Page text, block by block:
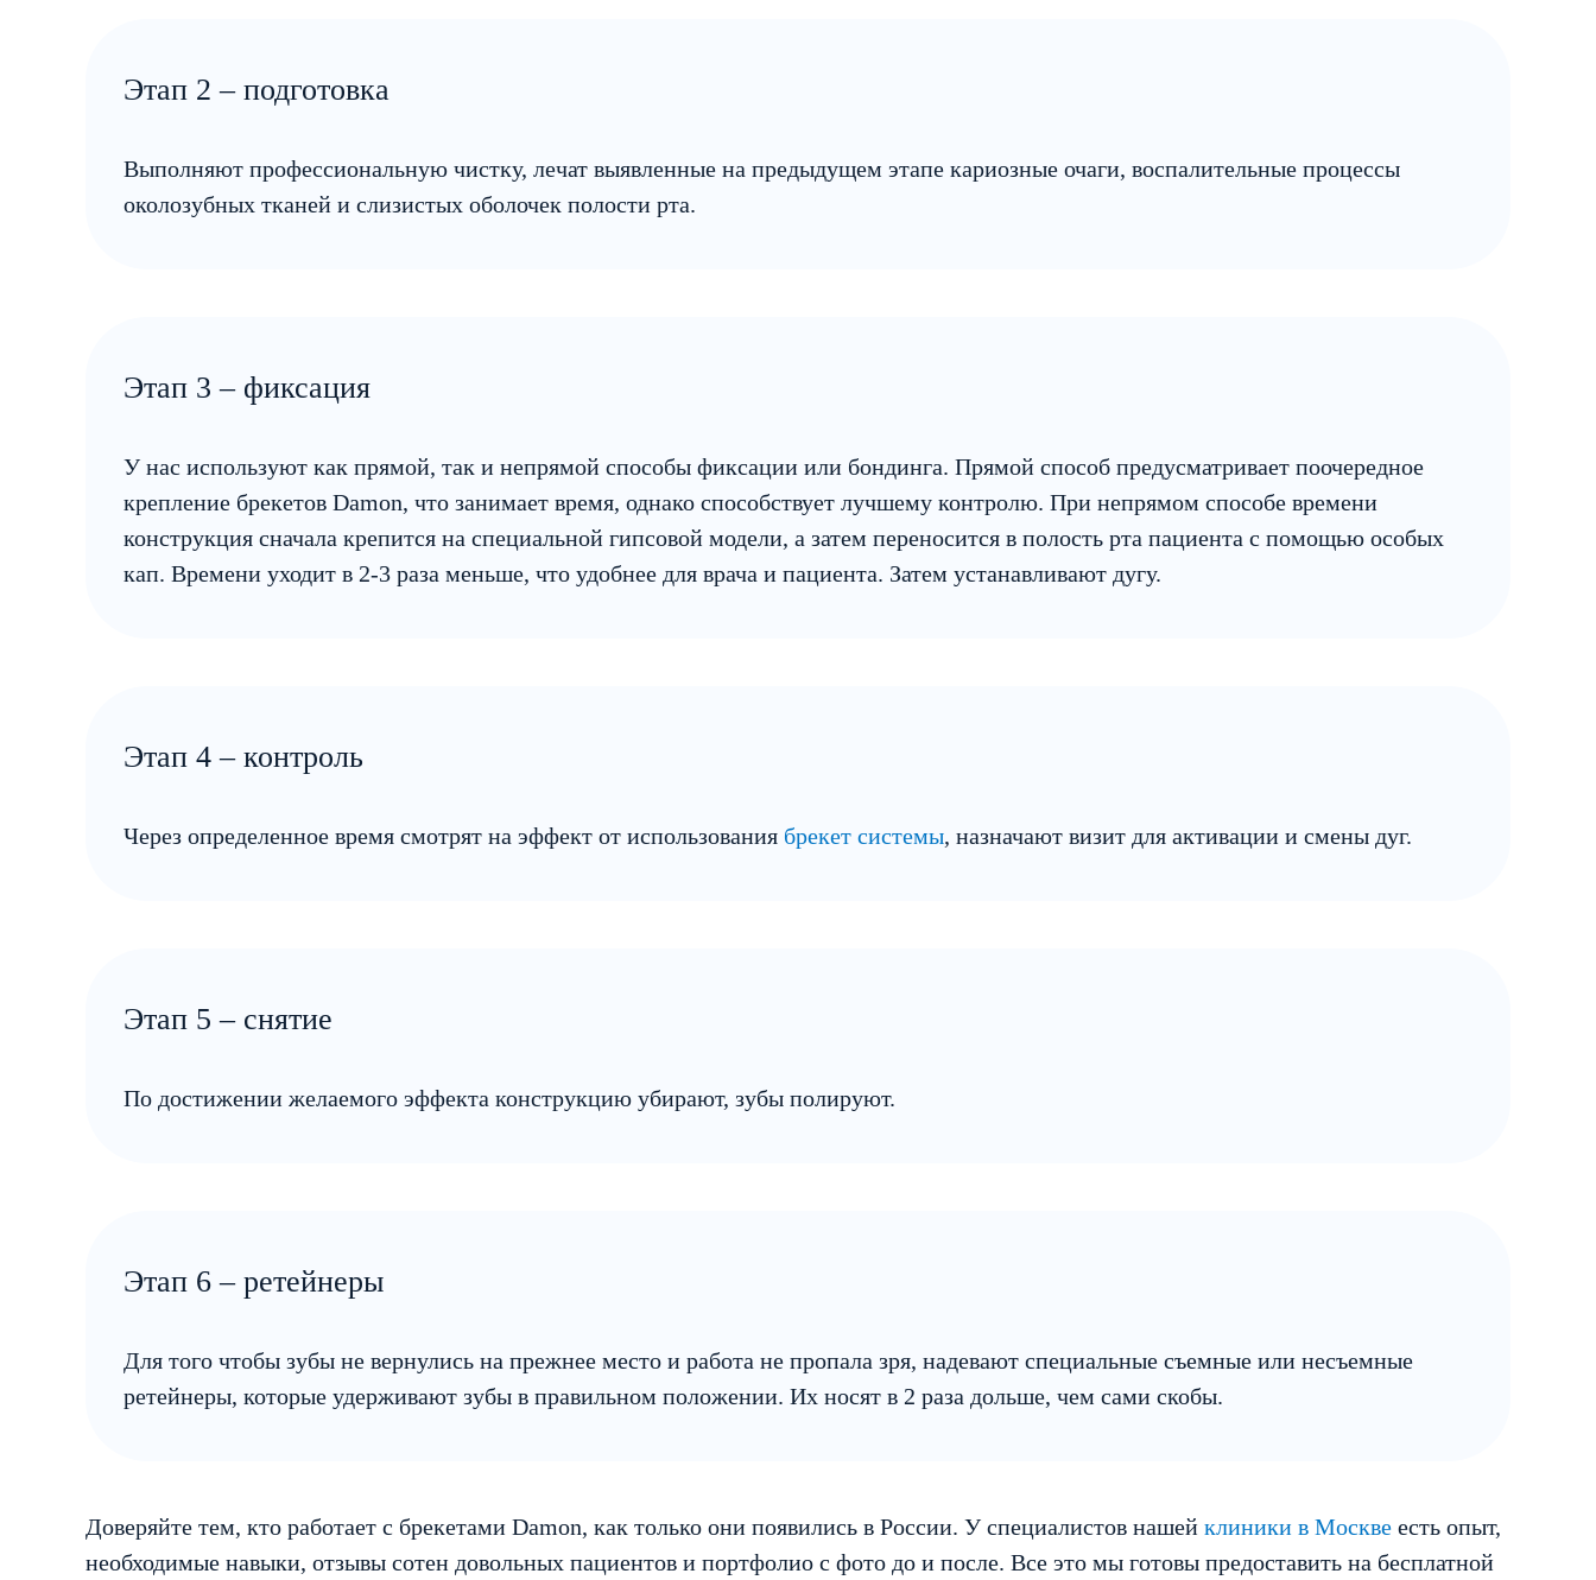
Этап 2 – подготовка
Выполняют профессиональную чистку, лечат выявленные на предыдущем этапе кариозные очаги, воспалительные процессы
околозубных тканей и слизистых оболочек полости рта.
Этап 3 – фиксация
У нас используют как прямой, так и непрямой способы фиксации или бондинга. Прямой способ предусматривает поочередное
крепление брекетов Damon, что занимает время, однако способствует лучшему контролю. При непрямом способе времени
конструкция сначала крепится на специальной гипсовой модели, а затем переносится в полость рта пациента с помощью особых
кап. Времени уходит в 2-3 раза меньше, что удобнее для врача и пациента. Затем устанавливают дугу.
Этап 4 – контроль
Через определенное время смотрят на эффект от использования брекет системы, назначают визит для активации и смены дуг.
Этап 5 – снятие
По достижении желаемого эффекта конструкцию убирают, зубы полируют.
Этап 6 – ретейнеры
Для того чтобы зубы не вернулись на прежнее место и работа не пропала зря, надевают специальные съемные или несъемные
ретейнеры, которые удерживают зубы в правильном положении. Их носят в 2 раза дольше, чем сами скобы.
Доверяйте тем, кто работает с брекетами Damon, как только они появились в России. У специалистов нашей клиники в Москве есть опыт,
необходимые навыки, отзывы сотен довольных пациентов и портфолио с фото до и после. Все это мы готовы предоставить на бесплатной